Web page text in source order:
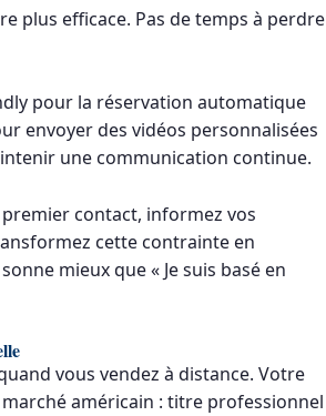
plus efficace. Pas de temps à perdre
pour la réservation automatique
envoyer des vidéos personnalisées
une communication continue.
contact, informez vos
cette contrainte en
mieux que « Je suis basé en
vous vendez à distance. Votre
américain : titre professionnel